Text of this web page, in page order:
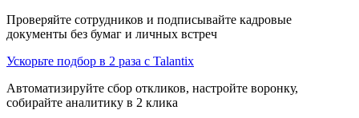
Проверяйте сотрудников и подписывайте кадровые
документы без бумаг и личных встреч
Ускорьте подбор в 2 раза с Talantix
Автоматизируйте сбор откликов, настройте воронку,
собирайте аналитику в 2 клика